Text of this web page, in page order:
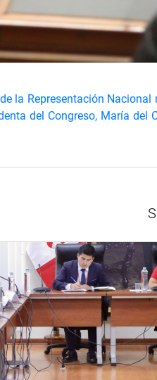
la Representación Nacional
del Congreso, María del